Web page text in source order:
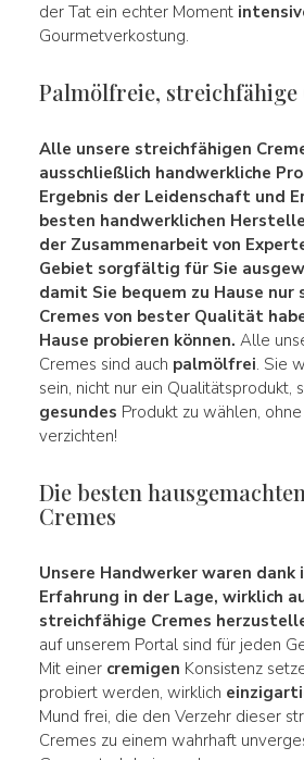
der Tat ein echter Moment
Gourmetverkostung.
Palmölfreie, streichfähige
Alle unsere streichfähigen
ausschließlich handwerkliche
Ergebnis der Leidenschaftund
besten handwerklichen
der Zusammenarbeit von
Gebiet sorgfältig für Sie
damit Sie bequem zu Hause nur
Cremes von bester Qualität
Hause probieren können. Alle
Cremes sind auch palmölfrei. Sie
sein, nicht nur ein Qualitätsprodukt,
gesundes Produkt zu wählen,
verzichten!
Die besten
Cremes
Unsere Handwerker waren dank
Erfahrung in der Lage, wirklich
streichfähige Cremes
auf unserem Portal sind für jeden
Mit einer cremigen Konsistenz
probiert werden, wirklich
Mund frei, die den Verzehr dieser
Cremes zu einem wahrhaft